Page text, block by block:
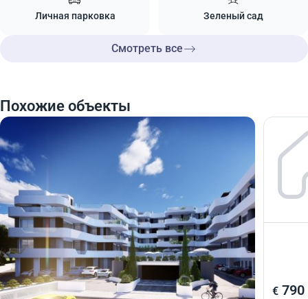
Личная парковка Зеленый сад
Смотреть все
Похожие объекты
€810 000 € 790